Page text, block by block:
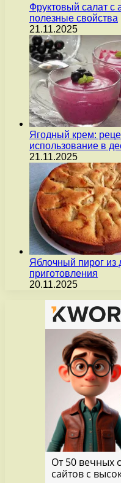
Фруктовый салат с
полезные свойства
21.11.2025
Ягодный крем:
использование в
21.11.2025
Яблочный пирог из
приготовления
20.11.2025